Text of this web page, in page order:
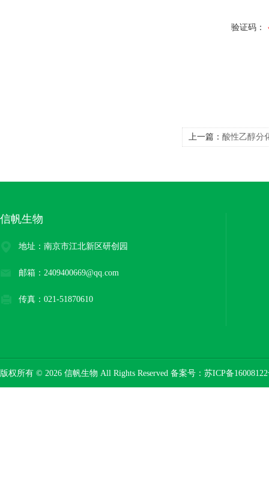
验证码：
上一篇： 酸性乙醇分
信帆生物
地址：南京市江北新区研创园
邮箱：2409400669@qq.com
传真：021-51870610
版权所有 © 2026 信帆生物 All Rights Reserved 备案号： 苏ICP备